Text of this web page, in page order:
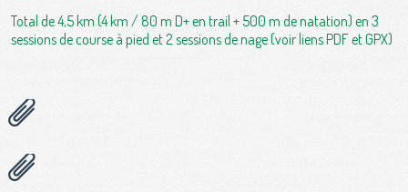
Total de 4,5 km (4 km / 80 m D+ en trail + 500 m de natation) en 3
sessions de course à pied et 2 sessions de nage (voir liens PDF et GPX)